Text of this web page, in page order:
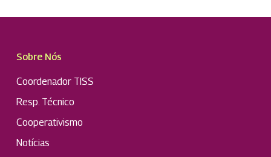
Sobre Nós
Coordenador TISS
Resp. Técnico
Cooperativismo
Notícias